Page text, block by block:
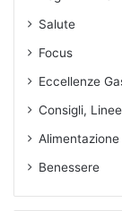
Salute
Focus
Eccellenze
Consigli,
Alimentazione
Benessere